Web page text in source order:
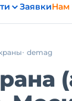
ЗаявкиНам
demag